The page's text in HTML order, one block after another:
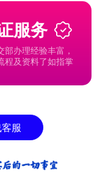
服务
办理经验丰富，
程及资料了如指掌
服